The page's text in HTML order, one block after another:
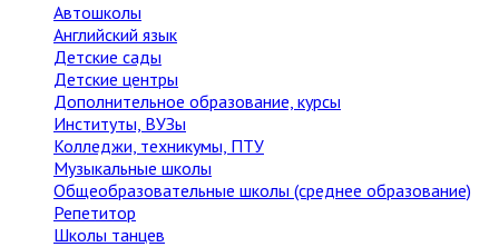
Автошколы
Английский язык
Детские сады
Детские центры
Дополнительное образование, курсы
Институты, ВУЗы
Колледжи, техникумы, ПТУ
Музыкальные школы
Общеобразовательные школы (среднее образование)
Репетитор
Школы танцев